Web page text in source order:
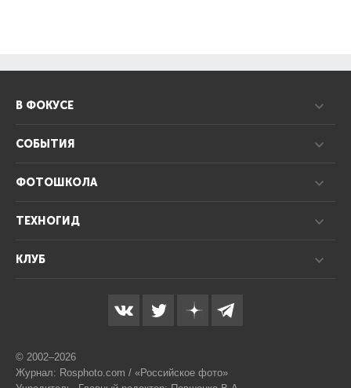
В ФОКУСЕ
СОБЫТИЯ
ФОТОШКОЛА
ТЕХНОГИД
КЛУБ
© 2002–2026
Журнал: Rosphoto.com / «Российское фото»